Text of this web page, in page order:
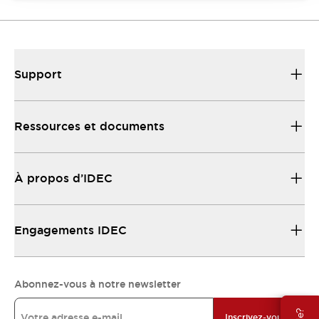
Support
Ressources et documents
À propos d’IDEC
Engagements IDEC
Abonnez-vous à notre newsletter